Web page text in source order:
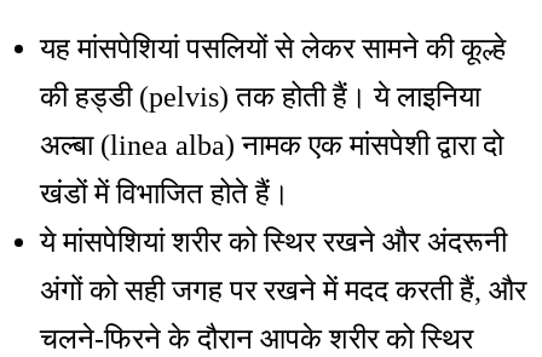
यह मांसपेशियां पसलियों से लेकर सामने की कूल्हे
की हड्डी (pelvis) तक होती हैं। ये लाइनिया
अल्बा (linea alba) नामक एक मांसपेशी द्वारा दो
खंडों में विभाजित होते हैं।
ये मांसपेशियां शरीर को स्थिर रखने और अंदरूनी
अंगों को सही जगह पर रखने में मदद करती हैं, और
चलने-फिरने के दौरान आपके शरीर को स्थिर